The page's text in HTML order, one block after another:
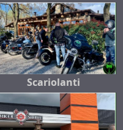
Scariolanti